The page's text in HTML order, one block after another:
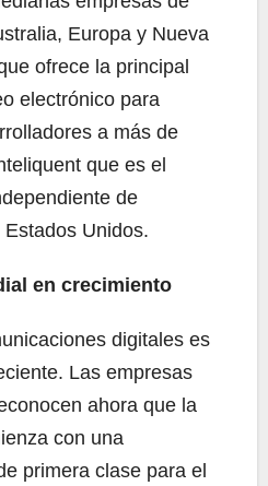
Europa y Nueva
ofrece la principal
electrónico para
a más de
que es el
de
Unidos.
en crecimiento
digitales es
Las empresas
ahora que la
con una
primera clase para el